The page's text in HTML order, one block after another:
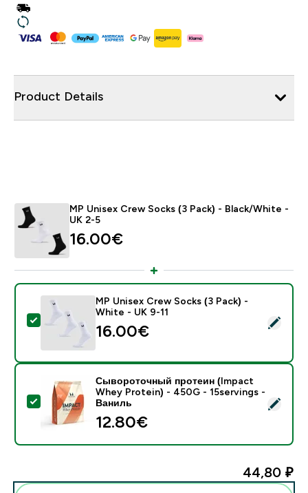
Product Details
MP Unisex Crew Socks (3 Pack) - Black/White -
UK 2-5
16.00€‎
- MP Unisex Crew Socks (3 Pack) - White - UK 9-11
MP Unisex Crew Socks (3 Pack) -
White - UK 9-11
16.00€‎
- Сывороточный протеин (Impact Whey Protein) -
Сывороточный протеин (Impact
Whey Protein) - 450G - 15servings -
Ваниль
12.80€‎
44,80 ₽‎